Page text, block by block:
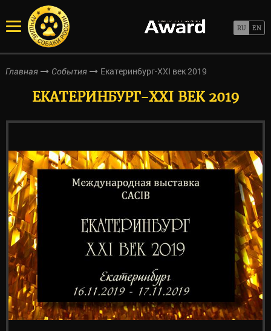
Главная События Екатеринбург-XXI век 2019
ЕКАТЕРИНБУРГ-XXI ВЕК 2019